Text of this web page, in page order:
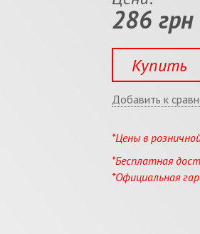
286 грн
Купить
Добавить к
*Цены в
*Бесплатная
*Официальная